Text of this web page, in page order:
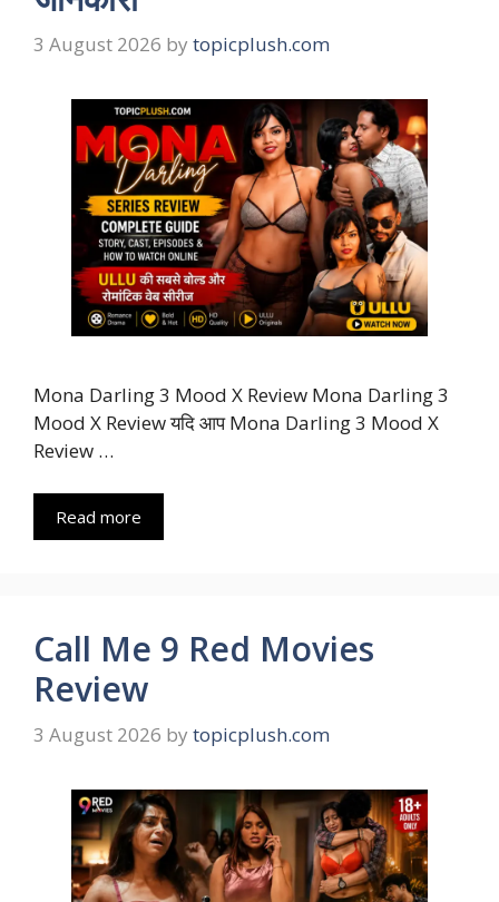
3 August 2026 by topicplush.com
Mona Darling 3 Mood X Review Mona Darling 3
Mood X Review यदि आप Mona Darling 3 Mood X
Review …
Read more
Call Me 9 Red Movies
Review
3 August 2026 by topicplush.com